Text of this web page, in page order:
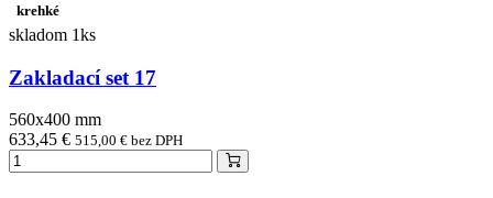
krehké
skladom 1ks
Zakladací set 17
560x400 mm
633,45 € 515,00 € bez DPH